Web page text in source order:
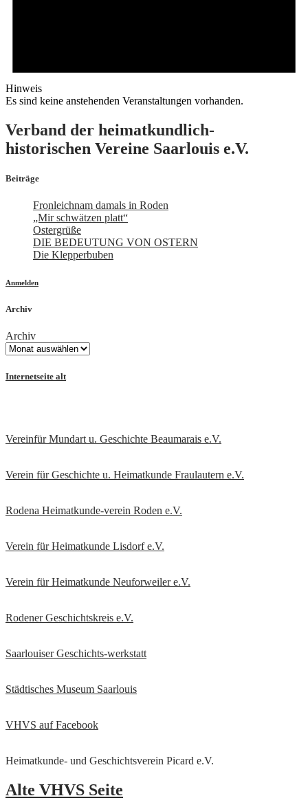
Hinweis
Es sind keine anstehenden Veranstaltungen vorhanden.
Verband der heimatkundlich-
historischen Vereine Saarlouis e.V.
Beiträge
Fronleichnam damals in Roden
„Mir schwätzen platt“
Ostergrüße
DIE BEDEUTUNG VON OSTERN
Die Klepperbuben
Anmelden
Archiv
Archiv
Internetseite alt
Vereinfür Mundart u. Geschichte Beaumarais e.V.
Verein für Geschichte u. Heimatkunde Fraulautern e.V.
Rodena Heimatkunde-verein Roden e.V.
Verein für Heimatkunde Lisdorf e.V.
Verein für Heimatkunde Neuforweiler e.V.
Rodener Geschichtskreis e.V.
Saarlouiser Geschichts-werkstatt
Städtisches Museum Saarlouis
VHVS auf Facebook
Heimatkunde- und Geschichtsverein Picard e.V.
Alte VHVS Seite